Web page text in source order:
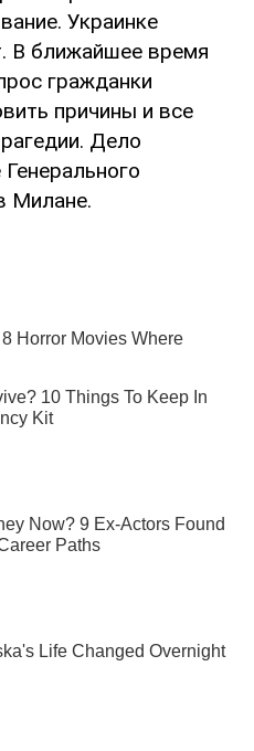
Украинке
В ближайшее время
гражданки
причины и все
Дело
Милане.